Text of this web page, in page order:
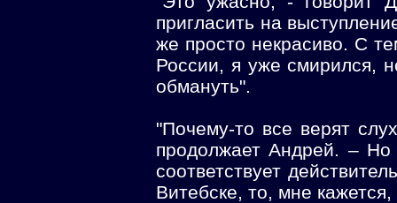
пригласить на
же просто некрасиво. С
России, я уже смирился,
обмануть".
"Почему-то все верят
продолжает Андрей. –
соответствует
Витебске, то, мне